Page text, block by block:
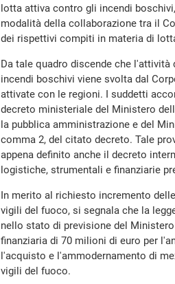
lotta attiva contro gli incendi
modalità della collaborazione tra il
dei rispettivi compiti in materia di
Da tale quadro discende che
incendi boschivi viene svolta dal
attivate con le regioni. I suddetti
decreto ministeriale del Ministero
la pubblica amministrazione e del
comma 2, del citato decreto. Tale
appena definito anche il decreto
logistiche, strumentali e finanziarie
In merito al richiesto incremento
vigili del fuoco, si segnala che la
nello stato di previsione del
finanziaria di 70 milioni di euro per
l'acquisto e l'ammodernamento di
vigili del fuoco.